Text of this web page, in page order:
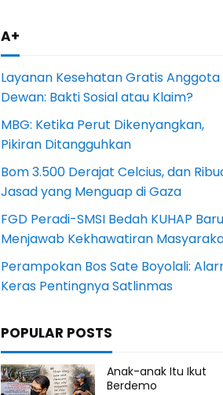
A+
Layanan Kesehatan Gratis Anggota
Dewan: Bakti Sosial atau Klaim?
MBG: Ketika Perut Dikenyangkan,
Pikiran Ditangguhkan
Bom 3.500 Derajat Celcius, dan
Jasad yang Menguap di Gaza
FGD Peradi-SMSI Bedah KUHAP Baru
Menjawab Kekhawatiran
Perampokan Bos Sate Boyolali:
Keras Pentingnya Satlinmas
POPULAR POSTS
Anak-anak Itu Ikut
Berdemo